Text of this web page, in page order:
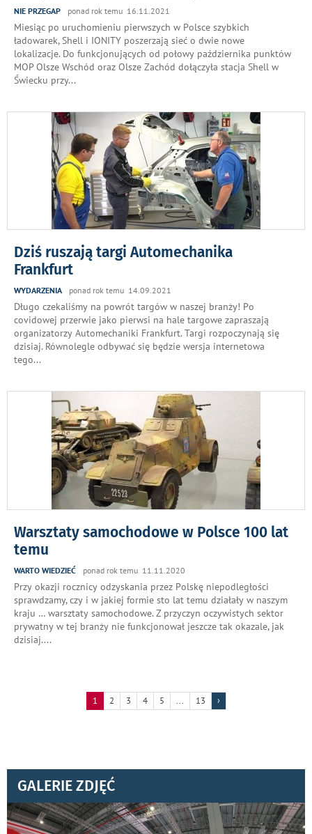
NIE PRZEGAP ponad rok temu 16.11.2021
Miesiąc po uruchomieniu pierwszych w Polsce szybkich
ładowarek, Shell i IONITY poszerzają sieć o dwie nowe
lokalizacje. Do funkcjonujących od połowy października punktów
MOP Olsze Wschód oraz Olsze Zachód dołączyła stacja Shell w
Świecku przy...
Dziś ruszają targi Automechanika
Frankfurt
WYDARZENIA ponad rok temu 14.09.2021
Długo czekaliśmy na powrót targów w naszej branży! Po
covidowej przerwie jako pierwsi na hale targowe zapraszają
organizatorzy Automechaniki Frankfurt. Targi rozpoczynają się
dzisiaj. Równolegle odbywać się będzie wersja internetowa
tego...
Warsztaty samochodowe w Polsce 100 lat
temu
WARTO WIEDZIEĆ ponad rok temu 11.11.2020
Przy okazji rocznicy odzyskania przez Polskę niepodległości
sprawdzamy, czy i w jakiej formie sto lat temu działały w naszym
kraju … warsztaty samochodowe. Z przyczyn oczywistych sektor
prywatny w tej branży nie funkcjonował jeszcze tak okazale, jak
dzisiaj....
1 2 3 4 5 ... 13 ›
GALERIE ZDJĘĆ